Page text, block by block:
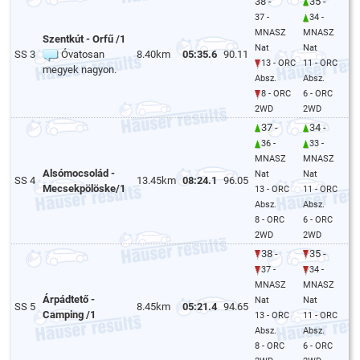
SS 3
Szentkút - Orfű /1
Óvatosan
megyek nagyon.
8.40km 05:35.6 90.11
37 -
MNASZ
Nat
13 - ORC
Absz.
8 - ORC
2WD
34 -
MNASZ
Nat
11 - ORC
Absz.
6 - ORC
2WD
SS 4
Alsómocsolád -
Mecsekpölöske/1
13.45km 08:24.1 96.05
37 -
36 -
MNASZ
Nat
13 - ORC
Absz.
8 - ORC
2WD
34 -
33 -
MNASZ
Nat
11 - ORC
Absz.
6 - ORC
2WD
SS 5
Árpádtető -
Camping /1
8.45km 05:21.4 94.65
38 -
37 -
MNASZ
Nat
13 - ORC
Absz.
8 - ORC
35 -
34 -
MNASZ
Nat
11 - ORC
Absz.
6 - ORC